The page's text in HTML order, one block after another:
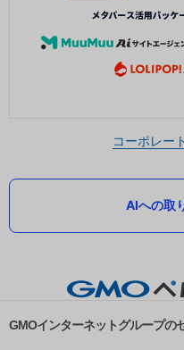
コーポレー
AIへの取
GMOインターネットグループの